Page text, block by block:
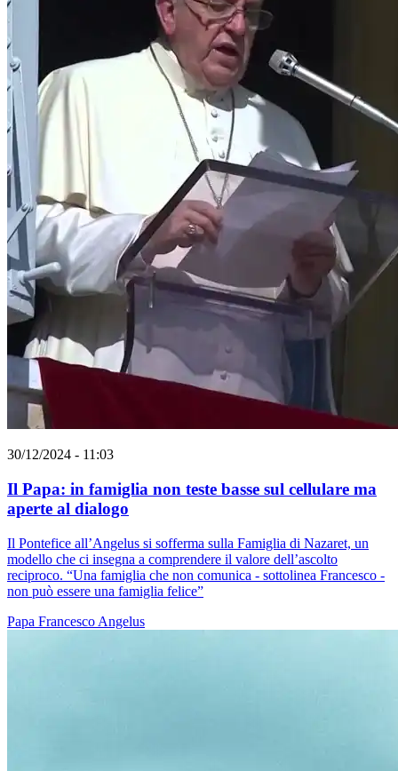
30/12/2024 - 11:03
Il Papa: in famiglia non teste basse sul cellulare ma
aperte al dialogo
Il Pontefice all’Angelus si sofferma sulla Famiglia di Nazaret, un
modello che ci insegna a comprendere il valore dell’ascolto
reciproco. “Una famiglia che non comunica - sottolinea Francesco -
non può essere una famiglia felice”
Papa Francesco Angelus